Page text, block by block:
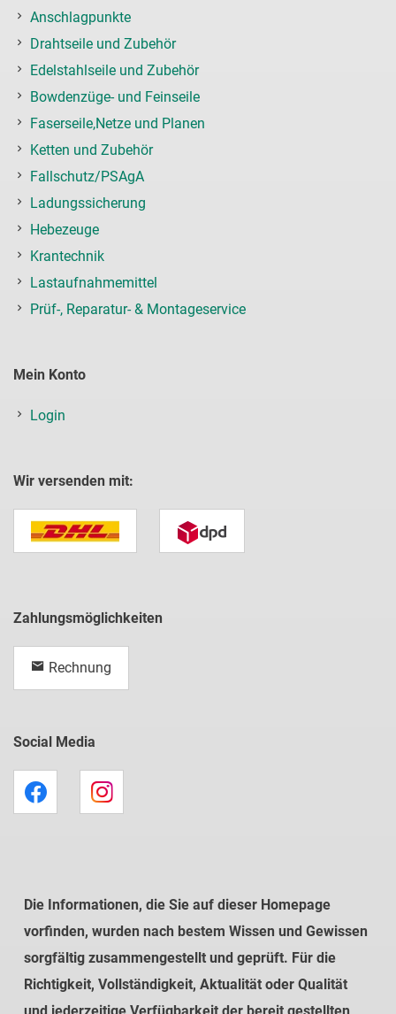
Anschlagpunkte
Drahtseile und Zubehör
Edelstahlseile und Zubehör
Bowdenzüge- und Feinseile
Faserseile,Netze und Planen
Ketten und Zubehör
Fallschutz/PSAgA
Ladungssicherung
Hebezeuge
Krantechnik
Lastaufnahmemittel
Prüf-, Reparatur- & Montageservice
Mein Konto
Login
Wir versenden mit:
Zahlungsmöglichkeiten
Rechnung
Social Media
Die Informationen, die Sie auf dieser Homepage
vorfinden, wurden nach bestem Wissen und Gewissen
sorgfältig zusammengestellt und geprüft. Für die
Richtigkeit, Vollständigkeit, Aktualität oder Qualität